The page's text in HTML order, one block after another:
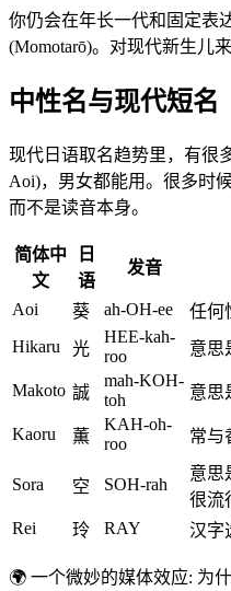
你仍会在年长一代和固定表
(Momotarō)。对现代新生儿
中性名与现代短名
现代日语取名趋势里，有很
Aoi)，男女都能用。很多时
而不是读音本身。
简体中
文
日
语
发音
Aoi 葵 ah-OH-ee
任何
Hikaru
光
HEE-kah-
roo
意思
Makoto 誠
mah-KOH-
toh
意思
Kaoru 薫
KAH-oh-
roo
常与
Sora 空 SOH-rah
意思
很流
Rei
玲 RAY 汉字
🌍 一个微妙的媒体效应: 为